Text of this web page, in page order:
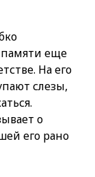
памяти еще
На его
слезы,
о
его рано